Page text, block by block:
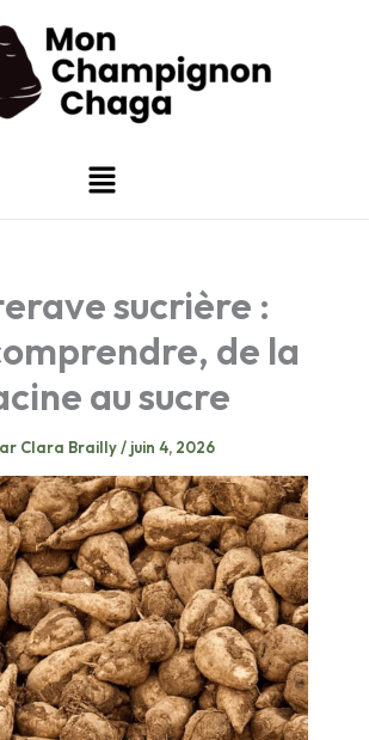
Menu
sucrière :
de la
au sucre
Clara Brailly/ juin 4, 2026